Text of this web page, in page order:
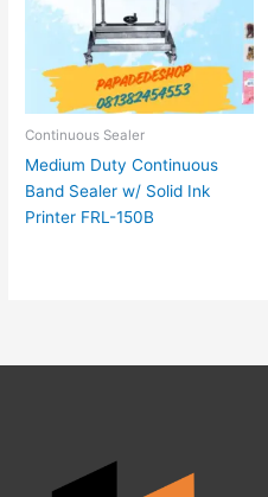
Continuous Sealer
Medium Duty Continuous
Band Sealer w/ Solid Ink
Printer FRL-150B